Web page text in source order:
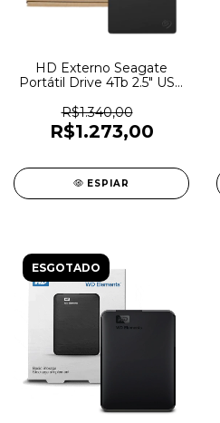
HD Externo Seagate
Portátil Drive 4Tb 2.5" USB
R$1.340,00
R$1.273,00
ESPIAR
ESGOTADO